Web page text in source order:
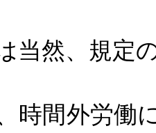
当然、規定
時間外労働